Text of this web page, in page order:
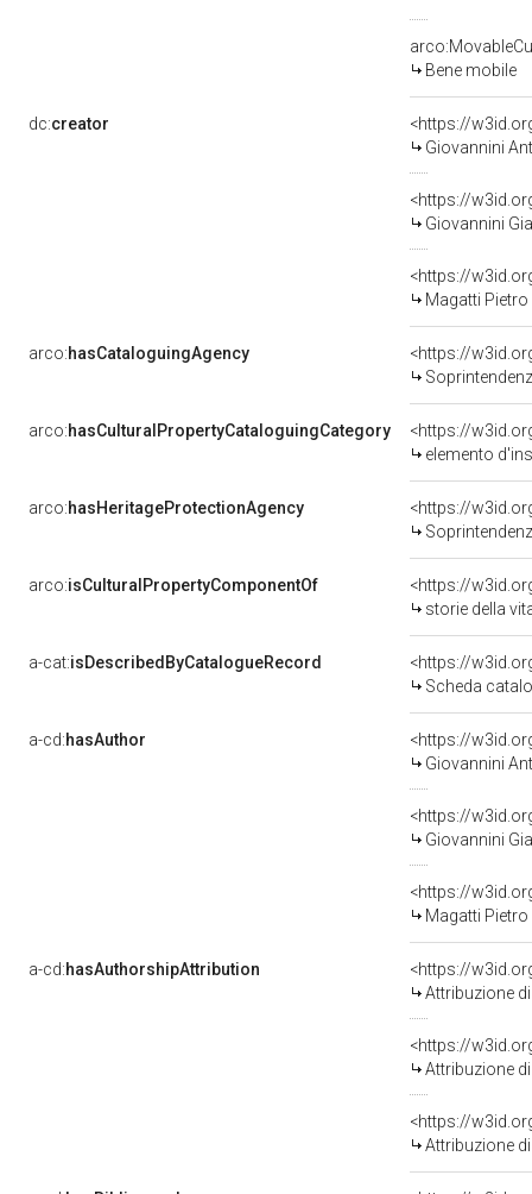
Bene mobile
dc:creator
<https://
Giovannini
<https://
Giovannini
<https://
Magatti
arco:hasCataloguingAgency
<https://
Soprintendenza per i
arco:hasCulturalPropertyCataloguingCategory
<https://
elemento
arco:hasHeritageProtectionAgency
<https://
arco:isCulturalPropertyComponentOf
<https://
storie della vita di
a-cat:isDescribedByCatalogueRecord
<https://
Scheda
a-cd:hasAuthor
<https://
Giovannini
<https://
Giovannini
<https://
Magatti
a-cd:hasAuthorshipAttribution
<https://
Attribuzione
<https://
Attribuzione
<https://
Attribuzione